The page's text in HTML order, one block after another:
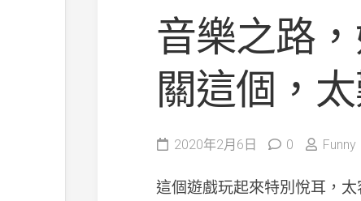
音樂之路
關這個，
2020年2月6日 0 Funny
這個遊戲玩起來特別悅耳，